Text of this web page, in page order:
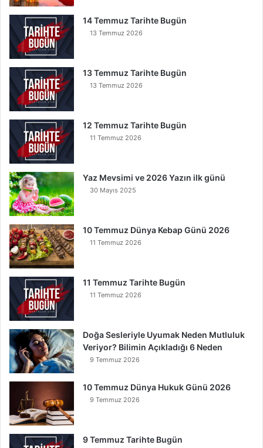
e
İ
n
s
B
u
n
k
a
n
K
u
r
t
u
l
u
r
14 Temmuz Tarihte Bugün
13 Temmuz 2026
13 Temmuz Tarihte Bugün
13 Temmuz 2026
12 Temmuz Tarihte Bugün
11 Temmuz 2026
Yaz Mevsimi ve 2026 Yazın ilk günü
30 Mayıs 2025
10 Temmuz Dünya Kebap Günü 2026
11 Temmuz 2026
11 Temmuz Tarihte Bugün
11 Temmuz 2026
Doğa Sesleriyle Uyumak Neden Mutluluk
Veriyor? Bilimin Açıkladığı 6 Neden
9 Temmuz 2026
10 Temmuz Dünya Hukuk Günü 2026
9 Temmuz 2026
9 Temmuz Tarihte Bugün